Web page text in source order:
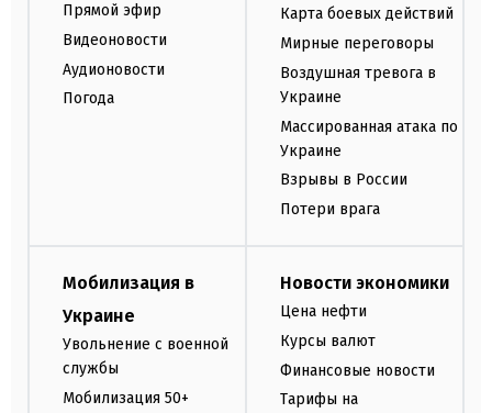
Прямой эфир
Видеоновости
Аудионовости
Погода
Карта боевых действий
Мирные переговоры
Воздушная тревога в
Украине
Массированная атака по
Украине
Взрывы в России
Потери врага
Мобилизация в
Украине
Увольнение с военной
службы
Мобилизация 50+
Новости экономики
Цена нефти
Курсы валют
Финансовые новости
Тарифы на